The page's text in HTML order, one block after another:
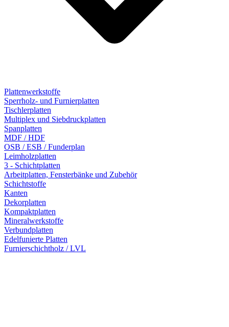
Plattenwerkstoffe
Sperrholz- und Furnierplatten
Tischlerplatten
Multiplex und Siebdruckplatten
Spanplatten
MDF / HDF
OSB / ESB / Funderplan
Leimholzplatten
3 - Schichtplatten
Arbeitplatten, Fensterbänke und Zubehör
Schichtstoffe
Kanten
Dekorplatten
Kompaktplatten
Mineralwerkstoffe
Verbundplatten
Edelfunierte Platten
Furnierschichtholz / LVL